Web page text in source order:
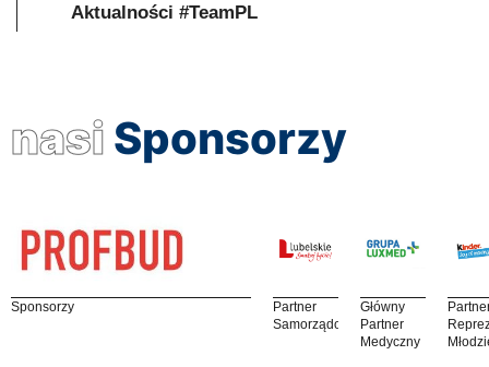
Aktualności #TeamPL
nasi Sponsorzy
Sponsorzy
Partner
Samorządowy
Główny
Partner
Medyczny